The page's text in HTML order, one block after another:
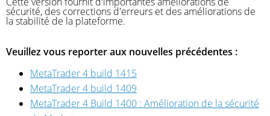
sécurité, des corrections d'erreurs et des améliorations de
la stabilité de la plateforme.
Veuillez vous reporter aux nouvelles précédentes :
MetaTrader 4 build 1415
MetaTrader 4 build 1409
MetaTrader 4 Build 1400 : Amélioration de la sécurité